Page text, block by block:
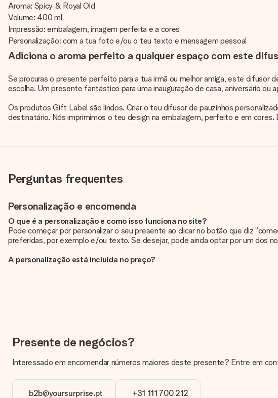
Aroma: Spicy & Royal Old
Volume: 400 ml
Impressão: embalagem, imagem perfeita e a cores
Personalização: com a tua foto e/ou o teu texto e mensagem pessoal
Adiciona o aroma perfeito a qualquer espaço com este
Se procuras o presente perfeito para a tua irmã ou melhor amiga, este difusor
escolha. Um presente fantástico para uma inauguração de casa, aniversário
Os produtos Gift Label são lindos. Criar o teu difusor de pauzinhos
destinatário. Nós imprimimos o teu design na embalagem, perfeito e em cores.
Perguntas frequentes
Personalização e encomenda
O que é a personalização e como isso funciona no site?
Pode começar por personalizar o seu presente ao clicar no botão que diz
preferidas, por exemplo e/ou texto. Se desejar, pode ainda optar por um dos
A personalização está incluída no preço?
Queremos ter a certeza de que estás completamente satisfeito com o teu
tua imagem, contacta a nossa equipa de apoio ao cliente e inclui a tua
Pode enviar as suas fotografias em formato JPG e PNG. Se não sabe o
através do nosso serviço de apoio ao cliente.
E se a cor ou opção que eu quero não estiver disponível?
Como adiciono um cartão de cumprimentos ao meu presente?
Presente de negócios?
Interessado em encomendar números maiores deste presente? Entre em
b2b@yoursurprise.pt +31 111 700 212